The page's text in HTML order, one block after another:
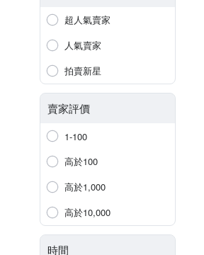
超人氣賣家
人氣賣家
拍賣新星
賣家評價
1-100
高於100
高於1,000
高於10,000
時間